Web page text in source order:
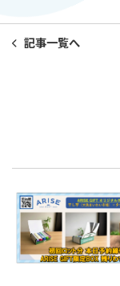
記事一覧へ